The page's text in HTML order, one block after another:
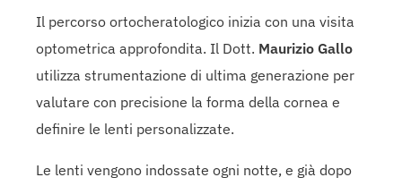
Il percorso ortocheratologico inizia con una visita
optometrica approfondita. Il Dott. Maurizio Gallo
utilizza strumentazione di ultima generazione per
valutare con precisione la forma della cornea e
definire le lenti personalizzate.
Le lenti vengono indossate ogni notte, e già dopo